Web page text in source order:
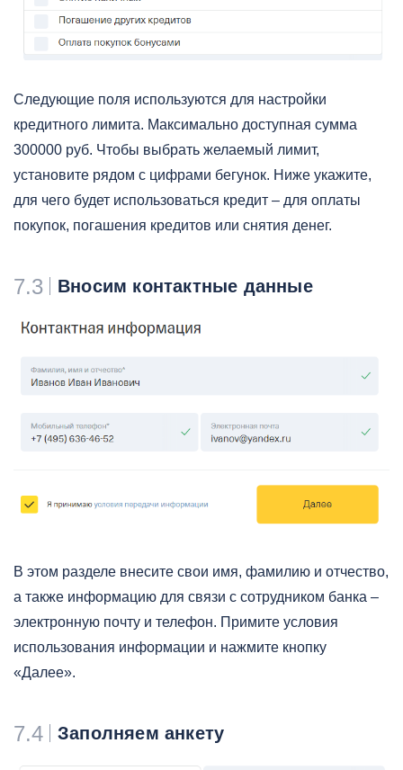
Следующие поля используются для настройки
кредитного лимита. Максимально доступная сумма
300000 руб. Чтобы выбрать желаемый лимит,
установите рядом с цифрами бегунок. Ниже укажите,
для чего будет использоваться кредит – для оплаты
покупок, погашения кредитов или снятия денег.
7.3 Вносим контактные данные
В этом разделе внесите свои имя, фамилию и отчество,
а также информацию для связи с сотрудником банка –
электронную почту и телефон. Примите условия
использования информации и нажмите кнопку
«Далее».
7.4 Заполняем анкету